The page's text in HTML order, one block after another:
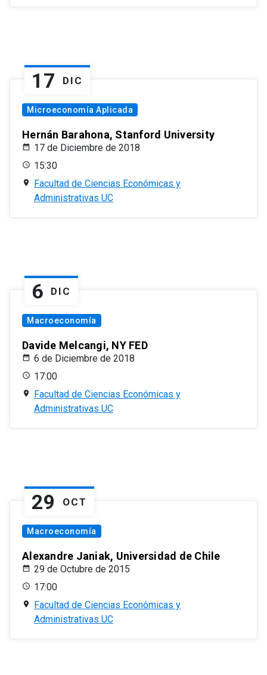
17 DIC
Microeconomía Aplicada
Hernán Barahona, Stanford University
17 de Diciembre de 2018
15:30
Facultad de Ciencias Económicas y
Administrativas UC
6 DIC
Macroeconomía
Davide Melcangi, NY FED
6 de Diciembre de 2018
17:00
Facultad de Ciencias Económicas y
Administrativas UC
29 OCT
Macroeconomía
Alexandre Janiak, Universidad de Chile
29 de Octubre de 2015
17:00
Facultad de Ciencias Económicas y
Administrativas UC